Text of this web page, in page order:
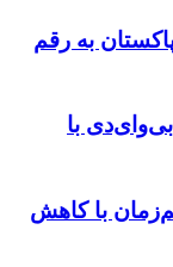
به رقم
با
با کاهش